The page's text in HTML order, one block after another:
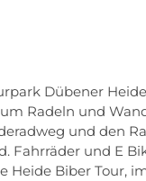
Dübener
Radeln und
und den
Fahrräder und E
Biber Tour,